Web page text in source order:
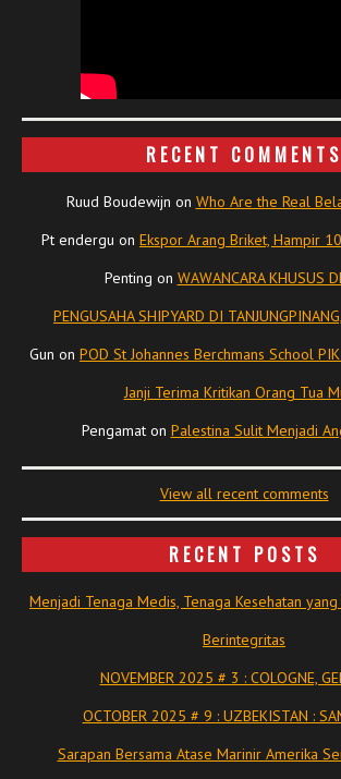
RECENT COMMENTS
Ruud Boudewijn on Who Are the Real
Pt endergu on Ekspor Arang Briket, Hampir
Penting on WAWANCARA KHUSUS
PENGUSAHA SHIPYARD DI
Gun on POD St Johannes Berchmans School
Janji Terima Kritikan Orang Tua
Pengamaton Palestina Sulit Menjadi
View all recent comments
RECENT POSTS
Menjadi Tenaga Medis, Tenaga Kesehatan
Berintegritas
NOVEMBER 2025 # 3 : COLOGNE,
OCTOBER 2025 # 9 : UZBEKISTAN :
Sarapan Bersama Atase Marinir Amerika